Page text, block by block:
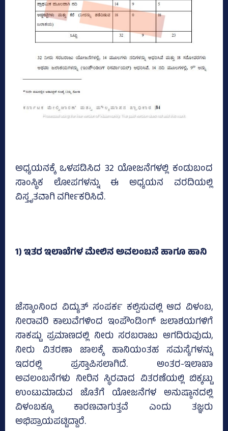
ಅಧ್ಯಯನಕ್ಕೆ ಒಳಪಡಿಸಿದ 32 ಯೋಜನೆಗಳಲ್ಲಿ ಕಂಡುಬಂದ
ಸಾಂಸ್ಥಿಕ ಲೋಪಗಳನ್ನು ಈ ಅಧ್ಯಯನ ವರದಿಯಲ್ಲಿ
ವಿಸ್ತೃತವಾಗಿ ವರ್ಗೀಕರಿಸಿದೆ.
1) ಇತರ ಇಲಾಖೆಗಳ ಮೇಲಿನ ಅವಲಂಬನೆ ಹಾಗೂ ಹಾನಿ
ಜೆಸ್ಕಾಂನಿಂದ ವಿದ್ಯುತ್ ಸಂಪರ್ಕ ಕಲ್ಪಿಸುವಲ್ಲಿ ಆದ ವಿಳಂಬ,
ನೀರಾವರಿ ಕಾಲುವೆಗಳಿಂದ ಇಂಪೌಂಡಿಂಗ್ ಜಲಾಶಯಗಳಿಗೆ
ಸಾಕಷ್ಟು ಪ್ರಮಾಣದಲ್ಲಿ ನೀರು ಸರಬರಾಜು ಆಗದಿರುವುದು,
ನೀರು ವಿತರಣಾ ಜಾಲಕ್ಕೆ ಹಾನಿಯಂತಹ ಸಮಸ್ಯೆಗಳನ್ನು
ಇದರಲ್ಲಿ ಪ್ರಸ್ತಾಪಿಸಲಾಗಿದೆ. ಅಂತರ-ಇಲಾಖಾ
ಅವಲಂಬನೆಗಳು ನೀರಿನ ಸ್ಥಿರವಾದ ವಿತರಣೆಯಲ್ಲಿ ಬಿಕ್ಕಟ್ಟು
ಉಂಟುಮಾಡುವ ಜೊತೆಗೆ ಯೋಜನೆಗಳ ಅನುಷ್ಠಾನದಲ್ಲಿ
ವಿಳಂಬಕ್ಕೂ ಕಾರಣವಾಗುತ್ತವೆ ಎಂದು ತಜ್ಞರು
ಅಭಿಪ್ರಾಯಪಟ್ಟಿದ್ದಾರೆ.